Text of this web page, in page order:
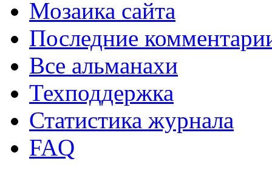
Мозаика сайта
Последние
Все альманахи
Техподдержка
Статистика журнала
FAQ